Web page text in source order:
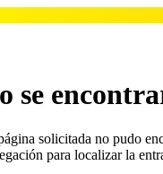
se
solicitada no pudo
para localizar la